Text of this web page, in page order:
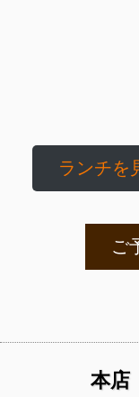
ランチを
ご
本店